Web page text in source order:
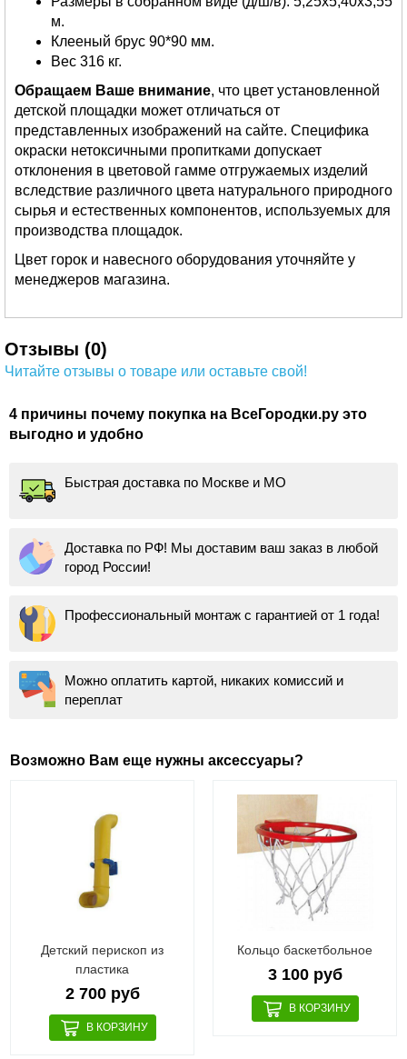
м.
Клееный брус 90*90 мм.
Вес 316 кг.
Обращаем Ваше внимание, что цвет установленной
детской площадки может отличаться от
представленных изображений на сайте. Специфика
окраски нетоксичными пропитками допускает
отклонения в цветовой гамме отгружаемых изделий
вследствие различного цвета натурального природного
сырья и естественных компонентов, используемых для
производства площадок.
Цвет горок и навесного оборудования уточняйте у
менеджеров магазина.
Отзывы (0)
Читайте отзывы о товаре или оставьте свой!
4 причины почему покупка на ВсеГородки.ру это
выгодно и удобно
Быстрая доставка по Москве и МО
Доставка по РФ! Мы доставим ваш заказ в любой
город России!
Профессиональный монтаж с гарантией от 1 года!
Можно оплатить картой, никаких комиссий и
переплат
Возможно Вам еще нужны аксессуары?
Детский перископ из
пластика
2 700 руб
Кольцо баскетбольное
3 100 руб